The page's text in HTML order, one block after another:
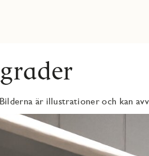
bedroom är rymligt och rofyllt
– perfekt för dig som önskar
ytor, stilren design, två badrum
boende med hög livskvalitet.
är illustrationer och kan